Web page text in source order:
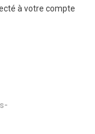
à votre compte